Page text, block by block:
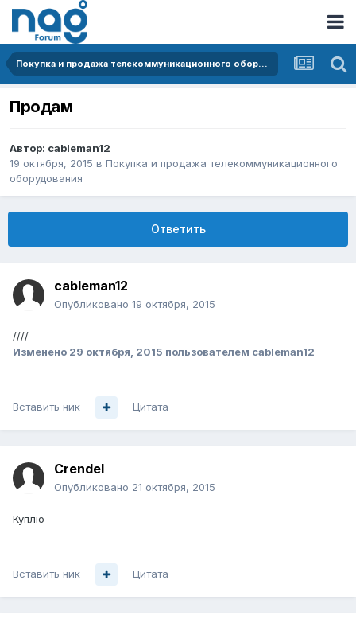
Покупка и продажа телекоммуникационного оборудования
Продам
Автор: cableman12
19 октября, 2015 в Покупка и продажа телекоммуникационного
оборудования
Ответить
cableman12
Опубликовано 19 октября, 2015
////
Изменено 29 октября, 2015 пользователем cableman12
Вставить ник Цитата
Crendel
Опубликовано 21 октября, 2015
Куплю
Вставить ник Цитата